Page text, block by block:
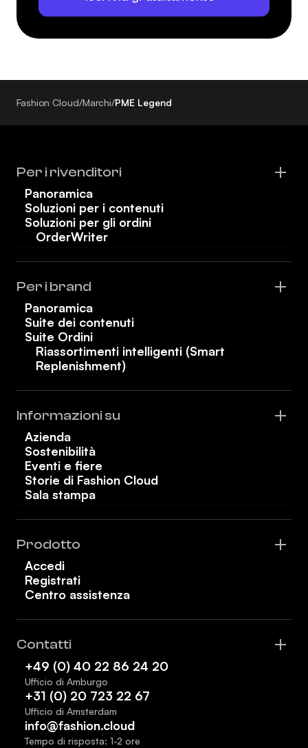
Fashion Cloud/Marchi/PME Legend
Per i rivenditori
Panoramica
Soluzioni per i contenuti
Soluzioni per gli ordini
OrderWriter
Per i brand
Panoramica
Suite dei contenuti
Suite Ordini
Riassortimenti intelligenti (Smart
Replenishment)
Informazioni su
Azienda
Sostenibilità
Eventi e fiere
Storie di Fashion Cloud
Sala stampa
Prodotto
Accedi
Registrati
Centro assistenza
Contatti
+49 (0) 40 22 86 24 20
Ufficio di Amburgo
+31 (0) 20 723 22 67
Ufficio di Amsterdam
info@fashion.cloud
Tempo di risposta: 1-2 ore